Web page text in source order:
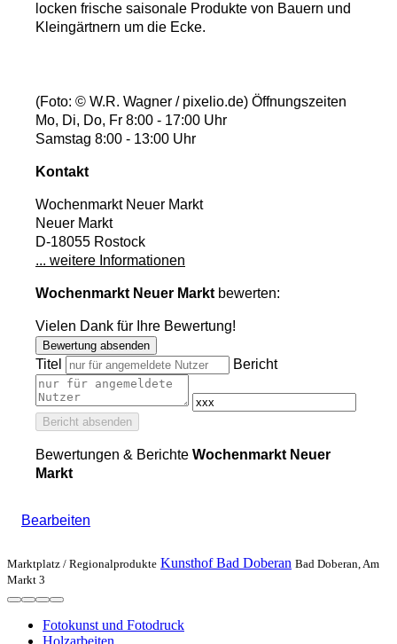
locken frische saisonale Produkte von Bauern und
Kleingärtnern um die Ecke.
(Foto: © W.R. Wagner / pixelio.de) Öffnungszeiten
Mo, Di, Do, Fr 8:00 - 17:00 Uhr
Samstag 8:00 - 13:00 Uhr
Kontakt
Wochenmarkt Neuer Markt
Neuer Markt
D-18055 Rostock
... weitere Informationen
Wochenmarkt Neuer Markt bewerten:
Vielen Dank für Ihre Bewertung!
Bewertung absenden
Titel Bericht
Bericht absenden
Bewertungen & Berichte Wochenmarkt Neuer
Markt
Bearbeiten
Marktplatz / Regionalprodukte Kunsthof Bad Doberan Bad Doberan, Am
Markt 3
Fotokunst und Fotodruck